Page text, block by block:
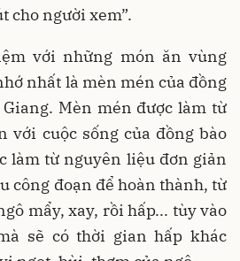
cho người xem”.
với những món ăn vùng
nhất là mèn mén của đồng
Mèn mén được làm từ
với cuộc sống của đồng bào
làm từ nguyên liệu đơn giản
công đoạn để hoàn thành, từ
mẩy, xay, rồi hấp... tùy vào
sẽ có thời gian hấp khác